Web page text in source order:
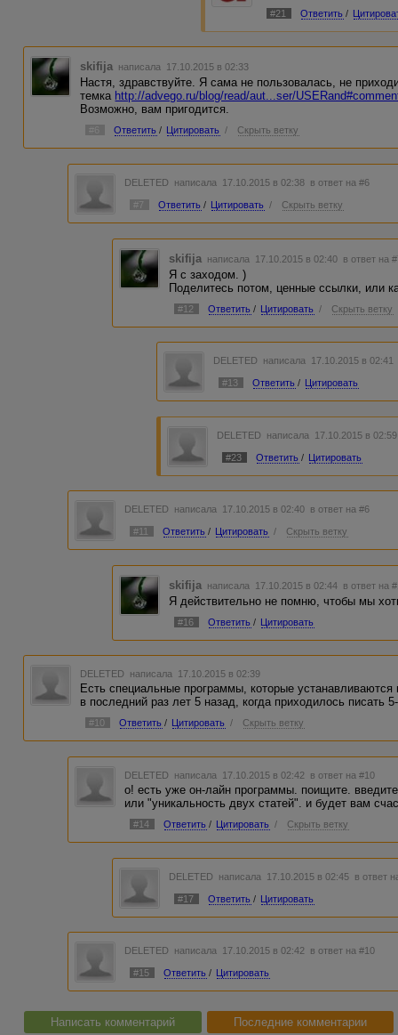
#21 Ответить /
skifija написала 17.10.2015 в 02:33
Настя, здравствуйте. Я сама не пользовалась, не
темка http://advego.ru/blog/read/aut...ser/
Возможно, вам пригодится.
#6 Ответить / Цитировать / Скрыть ветку
DELETED написала 17.10.2015 в 02:38 в ответ на #6
#7 Ответить / Цитировать / Скрыть ветку
skifija написала 17.10.2015 в 02:40 в ответ на
Я с заходом. )
Поделитесь потом, ценные ссылки, или
#12 Ответить / Цитировать / Скрыть ветку
DELETED написала 17.10.2015 в
#13 Ответить / Цитировать
DELETED написала 17.10.2015 в
#23 Ответить / Цитировать
DELETED написала 17.10.2015 в 02:40 в ответ на #6
#11 Ответить / Цитировать / Скрыть ветку
skifija написала 17.10.2015 в 02:44 в ответ на
Я действительно не помню, чтобы мы
#16 Ответить / Цитировать
DELETED написала 17.10.2015 в 02:39
Есть специальные программы, которые
в последний раз лет 5 назад, когда приходилось писать
#10 Ответить / Цитировать / Скрыть ветку
DELETED написала 17.10.2015 в 02:42 в ответ на #10
о! есть уже он-лайн программы. поищите.
или "уникальность двух статей". и будет вам
#14 Ответить / Цитировать / Скрыть ветку
DELETED написала 17.10.2015 в 02:45 в ответ
#17 Ответить / Цитировать
DELETED написала 17.10.2015 в 02:42 в ответ на #10
#15 Ответить / Цитировать
Написать комментарий Последние комментарии